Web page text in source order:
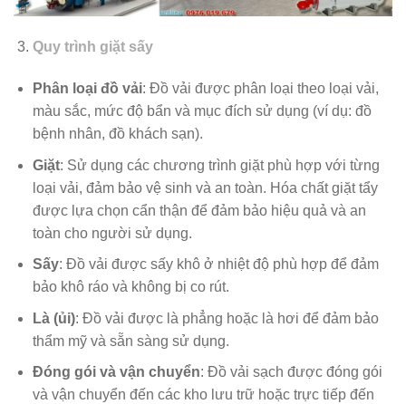
Quy trình giặt sấy
Phân loại đồ vải: Đồ vải được phân loại theo loại vải,
màu sắc, mức độ bẩn và mục đích sử dụng (ví dụ: đồ
bệnh nhân, đồ khách sạn).
Giặt: Sử dụng các chương trình giặt phù hợp với từng
loại vải, đảm bảo vệ sinh và an toàn. Hóa chất giặt tẩy
được lựa chọn cẩn thận để đảm bảo hiệu quả và an
toàn cho người sử dụng.
Sấy: Đồ vải được sấy khô ở nhiệt độ phù hợp để đảm
bảo khô ráo và không bị co rút.
Là (ủi): Đồ vải được là phẳng hoặc là hơi để đảm bảo
thẩm mỹ và sẵn sàng sử dụng.
Đóng gói và vận chuyển: Đồ vải sạch được đóng gói
và vận chuyển đến các kho lưu trữ hoặc trực tiếp đến